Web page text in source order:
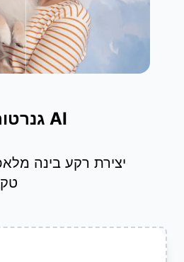
גנרטור רקע מבוסס AI
יצירת רקע בינה